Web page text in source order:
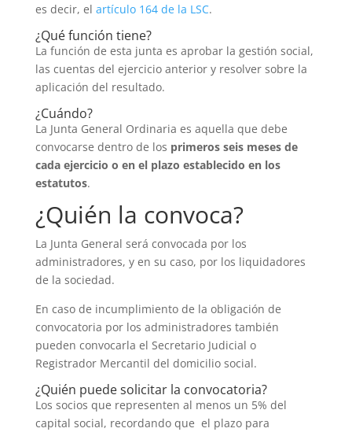
es decir, el artículo 164 de la LSC.
¿Qué función tiene?
La función de esta junta es aprobar la gestión social,
las cuentas del ejercicio anterior y resolver sobre la
aplicación del resultado.
¿Cuándo?
La Junta General Ordinaria es aquella que debe
convocarse dentro de los primeros seis meses de
cada ejercicio o en el plazo establecido en los
estatutos.
¿Quién la convoca?
La Junta General será convocada por los
administradores, y en su caso, por los liquidadores
de la sociedad.
En caso de incumplimiento de la obligación de
convocatoria por los administradores también
pueden convocarla el Secretario Judicial o
Registrador Mercantil del domicilio social.
¿Quién puede solicitar la convocatoria?
Los socios que representen al menos un 5% del
capital social, recordando que el plazo para